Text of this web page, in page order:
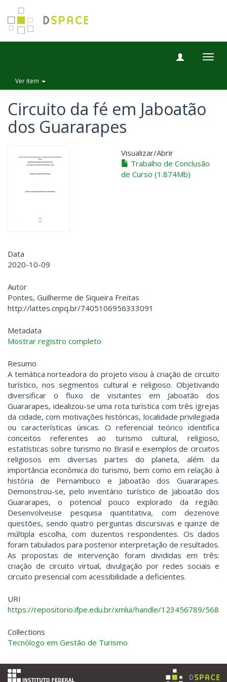
Ver item
Circuito da fé em Jaboatão
dos Guararapes
Visualizar/Abrir
Trabalho de Conclusão
de Curso (1.874Mb)
Data
2020-10-09
Autor
Pontes, Guilherme de Siqueira Freitas
http://lattes.cnpq.br/7405106956333091
Metadata
Mostrar registro completo
Resumo
A temática norteadora do projeto visou à criação de circuito
turístico, nos segmentos cultural e religioso. Objetivando
diversificar o fluxo de visitantes em Jaboatão dos
Guararapes, idealizou-se uma rota turística com três igrejas
da cidade, com motivações históricas, localidade privilegiada
ou características únicas. O referencial teórico identifica
conceitos referentes ao turismo cultural, religioso,
estatísticas sobre turismo no Brasil e exemplos de circuitos
religiosos em diversas partes do planeta, além da
importância econômica do turismo, bem como em relação à
história de Pernambuco e Jaboatão dos Guararapes.
Demonstrou-se, pelo inventário turístico de Jaboatão dos
Guararapes, o potencial pouco explorado da região.
Desenvolveuse pesquisa quantitativa, com dezenove
questões, sendo quatro perguntas discursivas e quinze de
múltipla escolha, com duzentos respondentes. Os dados
foram tabulados para posterior interpretação de resultados.
As propostas de intervenção foram divididas em três:
criação de circuito virtual, divulgação por redes sociais e
circuito presencial com acessibilidade a deficientes.
URI
https://repositorio.ifpe.edu.br/xmlui/handle/123456789/568
Collections
Tecnólogo em Gestão de Turismo